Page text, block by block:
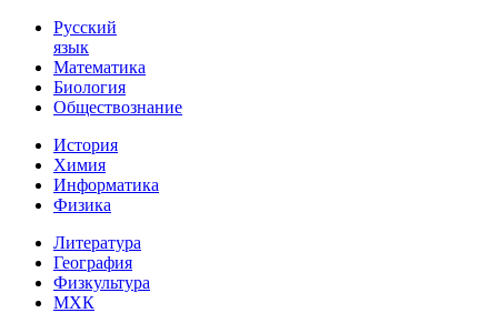
Русский
язык
Математика
Биология
Обществознание
История
Химия
Информатика
Физика
Литература
География
Физкультура
МХК